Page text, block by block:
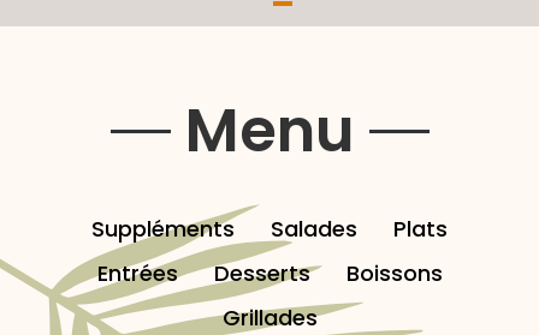
Menu
Suppléments Salades
Plats
Entrées
Desserts
Boissons
Grillades